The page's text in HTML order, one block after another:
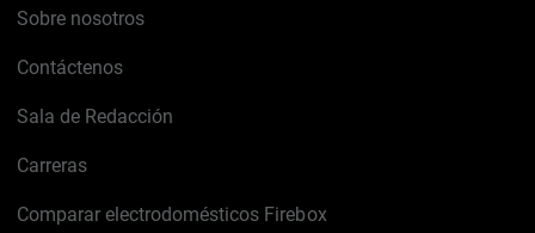
Sobre nosotros
Contáctenos
Sala de Redacción
Carreras
Comparar electrodomésticos Firebox